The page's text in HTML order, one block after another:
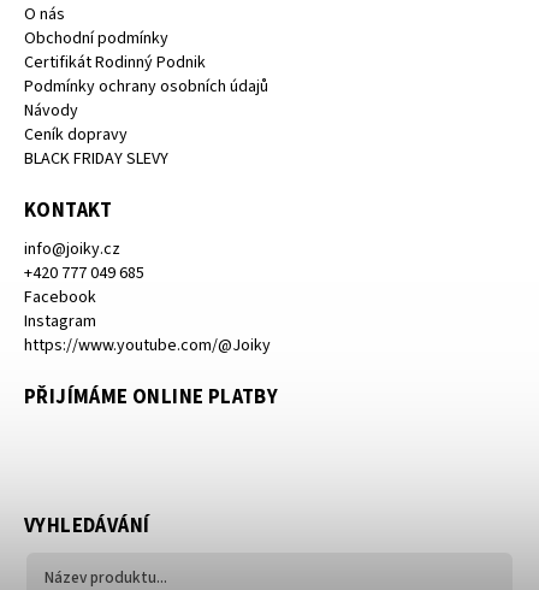
O nás
Obchodní podmínky
Certifikát Rodinný Podnik
Podmínky ochrany osobních údajů
Návody
Ceník dopravy
BLACK FRIDAY SLEVY
KONTAKT
info@joiky.cz
+420 777 049 685
Facebook
Instagram
https://www.youtube.com/@Joiky
PŘIJÍMÁME ONLINE PLATBY
VYHLEDÁVÁNÍ